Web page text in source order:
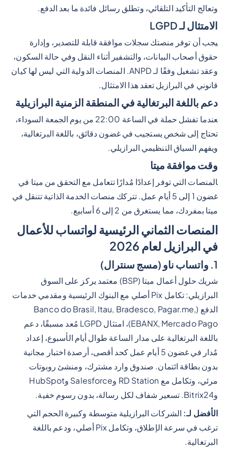
وتعالج التأكيد التلقائي، وتطلق رسائل فائدة ما بعد الدفع.
الامتثال لـ LGPD
يجب أن توفر منصتك سجلات موافقة قابلة للتصدير، وإدارة
حقوق أصحاب البيانات، والتشفير أثناء النقل وفي حالة السكون،
وعقد تشغيل وفقًا لـ ANPD. المنصات الدولية التي ليس لها كيان
قانوني في البرازيل تعقد هذا الامتثال.
دعم باللغة البرتغالية في المنطقة الزمنية البرازيلية
عندما تفشل حملة في الساعة 22:00 من يوم الجمعة السوداء،
تحتاج إلى شخص يستجيب في غضون دقائق، باللغة البرتغالية،
ويفهم السياق التنظيمي البرازيلي.
وقت موافقة ميتا
المنصات التي توفر إعدادًا مُدارًا تتعامل مع التحقق من ميتا في
غضون 1 إلى 5 أيام عمل. تتركك منصات الخدمة الذاتية تتنقل في
ميتا بمفردك، مما يستغرق من 2 إلى 6 أسابيع.
المنصات الثماني الرئيسية لواتساب للأعمال
في البرازيل لعام 2026
1. واتساب ناو (مسج سنترال)
شريك حلول أعمال ميتا (BSP) معتمد يركز على السوق
البرازيلي: تكامل Pix أصلي مع البنوك الرئيسية ومقدمي خدمات
الدفع (Banco do Brasil, Itau, Bradesco, Pagar.me,
EBANX, Mercado Pago)، امتثال LGPD مُعد مسبقًا، دعم
باللغة البرتغالية على مدار الساعة طوال أيام الأسبوع، إعداد
مُدار في غضون 5 أيام عمل كحد أقصى، أرصدة اختبار مجانية
بدون بطاقة ائتمان. صندوق وارد مشترك، ومنشئ روبوتات
مرئي، وتكامل مع RD Station وSalesforce وHubSpot
وBitrix24. تسعير شفاف لكل رسالة، بدون رسوم خفية.
الأفضل لـ: الشركات البرازيلية متوسطة وكبيرة الحجم التي
ترغب في سرعة الإطلاق، وتكامل Pix أصلي، ودعم باللغة
البرتغالية.